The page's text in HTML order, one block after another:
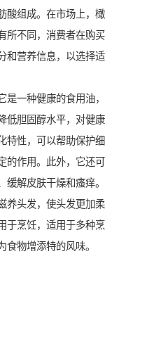
酸组成。在市场上，橄
所不同，消费者在购买
和营养信息，以选择适
一种健康的食用油，
低胆固醇水平，对健康
特性，可以帮助保护细
的作用。此外，它还可
缓解皮肤干燥和瘙痒。
养头发，使头发更加柔
于烹饪，适用于多种烹
物增添特的风味。